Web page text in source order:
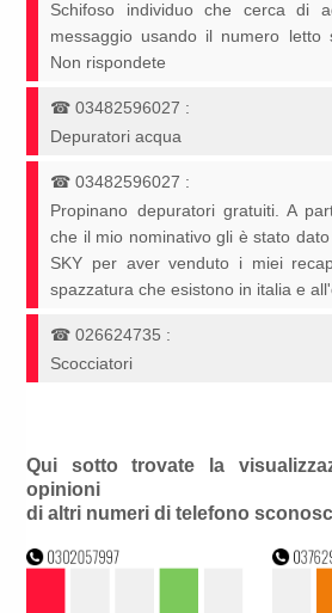
Schifoso individuo che cerca di
messaggio usando il numero letto
Non rispondete
☎03482596027 :
Depuratori acqua
☎03482596027 :
Propinano depuratori gratuiti. A
che il mio nominativo gli è stato
SKY per aver venduto i miei
spazzatura che esistono in italia e
☎026624735 :
Scocciatori
Qui sotto trovate la
opinioni
di altri numeri di telefono